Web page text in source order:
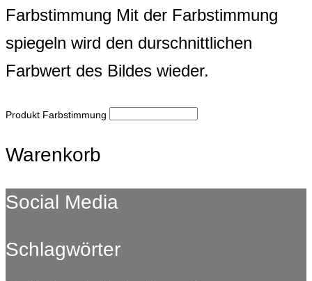
Farbstimmung Mit der Farbstimmung
spiegeln wird den durschnittlichen
Farbwert des Bildes wieder.
Produkt Farbstimmung
Warenkorb
Social Media
Schlagwörter